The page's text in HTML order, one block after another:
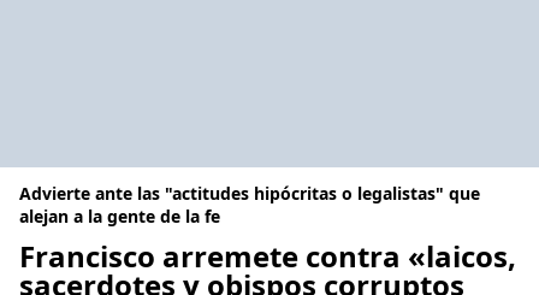
Advierte ante las "actitudes hipócritas o legalistas" que
alejan a la gente de la fe
Francisco arremete contra «laicos,
sacerdotes y obispos corruptos